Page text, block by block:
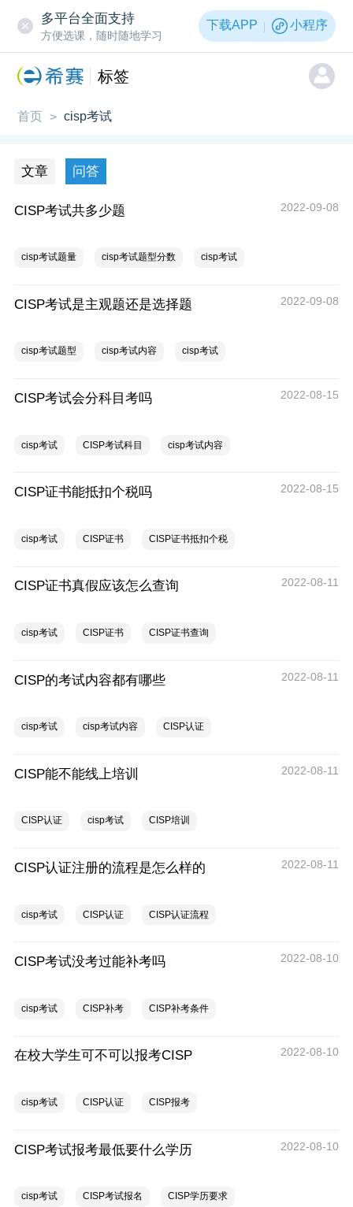
多平台全面支持
方便选课，随时随地学习
下载APP 小程序
标签
首页 > cisp考试
文章 问答
CISP考试共多少题 2022-09-08
cisp考试题量 cisp考试题型分数 cisp考试
CISP考试是主观题还是选择题 2022-09-08
cisp考试题型 cisp考试内容 cisp考试
CISP考试会分科目考吗 2022-08-15
cisp考试 CISP考试科目 cisp考试内容
CISP证书能抵扣个税吗 2022-08-15
cisp考试 CISP证书 CISP证书抵扣个税
CISP证书真假应该怎么查询 2022-08-11
cisp考试 CISP证书 CISP证书查询
CISP的考试内容都有哪些 2022-08-11
cisp考试 cisp考试内容 CISP认证
CISP能不能线上培训 2022-08-11
CISP认证 cisp考试 CISP培训
CISP认证注册的流程是怎么样的 2022-08-11
cisp考试 CISP认证 CISP认证流程
CISP考试没考过能补考吗 2022-08-10
cisp考试 CISP补考 CISP补考条件
在校大学生可不可以报考CISP 2022-08-10
cisp考试 CISP认证 CISP报考
CISP考试报考最低要什么学历 2022-08-10
cisp考试 CISP考试报名 CISP学历要求